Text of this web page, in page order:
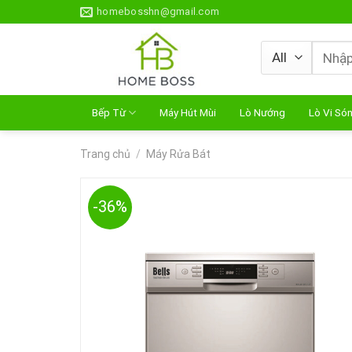
to
homebosshn@gmail.com
Tìm
kiếm:
Bếp Từ Máy Hút Mùi Lò Nướng Lò Vi
Trang chủ / Máy Rửa Bát
-36%